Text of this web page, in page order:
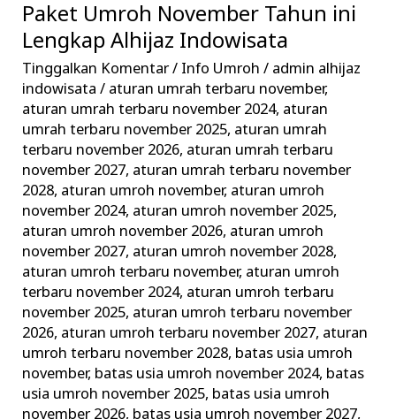
Paket Umroh November Tahun ini
Lengkap Alhijaz Indowisata
Tinggalkan Komentar/ Info Umroh / admin alhijaz
indowisata/ aturan umrah terbaru november,
aturan umrah terbaru november 2024, aturan
umrah terbaru november 2025, aturan umrah
terbaru november 2026, aturan umrah terbaru
november 2027, aturan umrah terbaru november
2028, aturan umroh november, aturan umroh
november 2024, aturan umroh november 2025,
aturan umroh november 2026, aturan umroh
november 2027, aturan umroh november 2028,
aturan umroh terbaru november, aturan umroh
terbaru november 2024, aturan umroh terbaru
november 2025, aturan umroh terbaru november
2026, aturan umroh terbaru november 2027, aturan
umroh terbaru november 2028, batas usia umroh
november, batas usia umroh november 2024, batas
usia umroh november 2025, batas usia umroh
Paket
Umroh
November
Tahun
ini
Lengkap
Alhijaz
Indowisata